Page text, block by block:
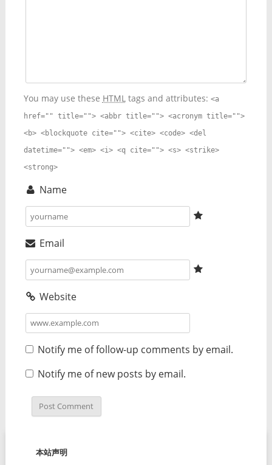
You may use these HTMLtags and attributes: <a
href="" title=""> <abbr title=""> <acronym title="">
<b> <blockquote cite=""> <cite> <code> <del
datetime=""> <em> <i> <q cite=""> <s> <strike>
<strong>
Name
Email
Website
Notify me of follow-up comments by email.
Notify me of new posts by email.
本站声明